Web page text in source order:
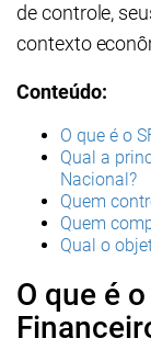
de controle,
contexto
Conteúdo:
O que é o
Qual a
Nacional?
Quem
Quem
Qual o
O que é